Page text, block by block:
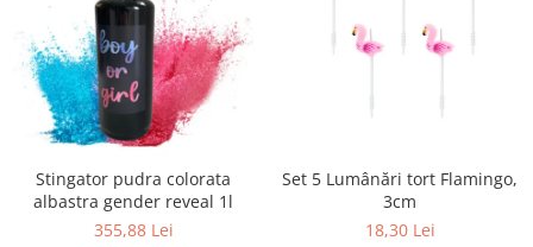
Stingator pudra colorata
albastra gender reveal 1l
355,88 Lei
Set 5 Lumânări tort Flamingo,
3cm
18,30 Lei